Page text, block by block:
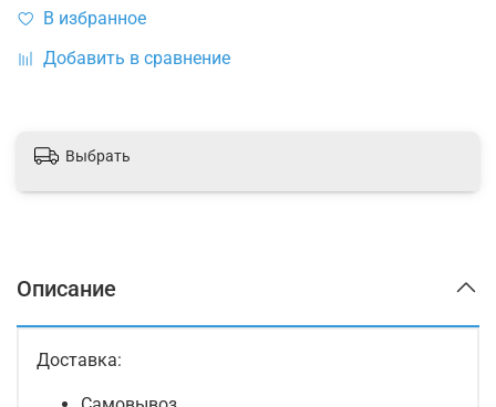
В избранное
Добавить в сравнение
Выбрать
Описание
Доставка: